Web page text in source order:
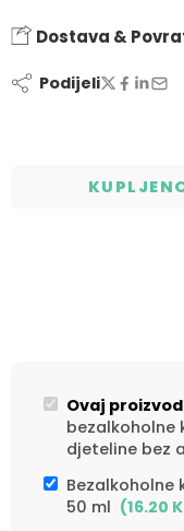
Dostava &
Podijeli
Ovaj
bezalkoholne
djeteline bez
Bezalkoholne
50 ml (16.20